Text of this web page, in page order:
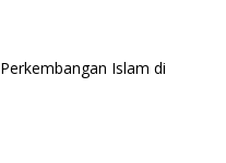
Islam di